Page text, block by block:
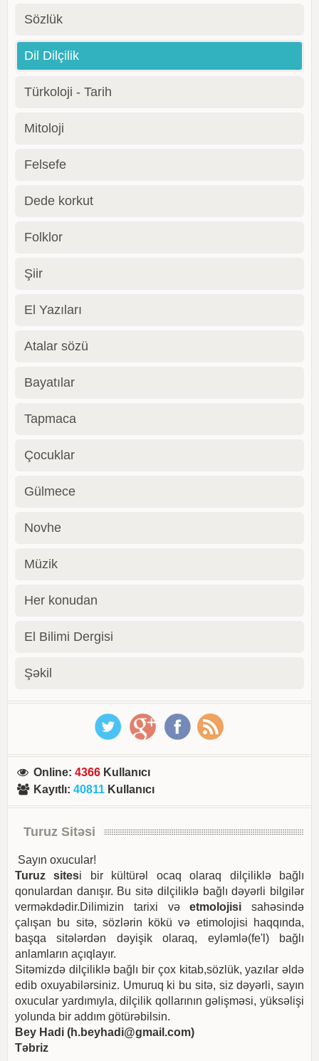
Sözlük
Dil Dilçilik
Türkoloji - Tarih
Mitoloji
Felsefe
Dede korkut
Folklor
Şiir
El Yazıları
Atalar sözü
Bayatılar
Tapmaca
Çocuklar
Gülmece
Novhe
Müzik
Her konudan
El Bilimi Dergisi
Şəkil
Online:4366 Kullanıcı
Kayıtlı:40811 Kullanıcı
Turuz Sitəsi
Sayın oxucular!
Turuz sitesi bir kültürəl ocaq olaraq dilçiliklə bağlı
qonulardan danışır. Bu sitə dilçiliklə bağlı dəyərli bilgilər
verməkdədir.Dilimizin tarixi vəetmolojisi sahəsində
çalışan bu sitə, sözlərin kökü və etimolojisi haqqında,
başqa sitələrdən dəyişik olaraq, eyləmlə(fe'l) bağlı
anlamların açıqlayır.
Sitəmizdə dilçiliklə bağlı bir çox kitab,sözlük, yazılar əldə
edib oxuyabilərsiniz. Umuruq ki bu sitə, siz dəyərli, sayın
oxucular yardımıyla, dilçilik qollarının gəlişməsi, yüksəlişi
yolunda bir addım götürəbilsin.
Bey Hadi (h.beyhadi@gmail.com)
Təbriz